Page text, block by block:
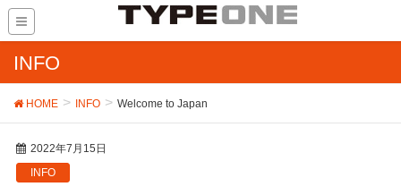
INFO
HOME INFO Welcome to Japan
2022年7月15日
INFO